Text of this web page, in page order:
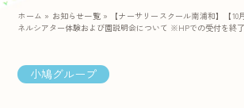
ホーム » お知らせ一覧»
【ナーサリースクール南浦和】【
ネルシアター体験および園説明会について ※HPでの受付を終了
小鳩グループ